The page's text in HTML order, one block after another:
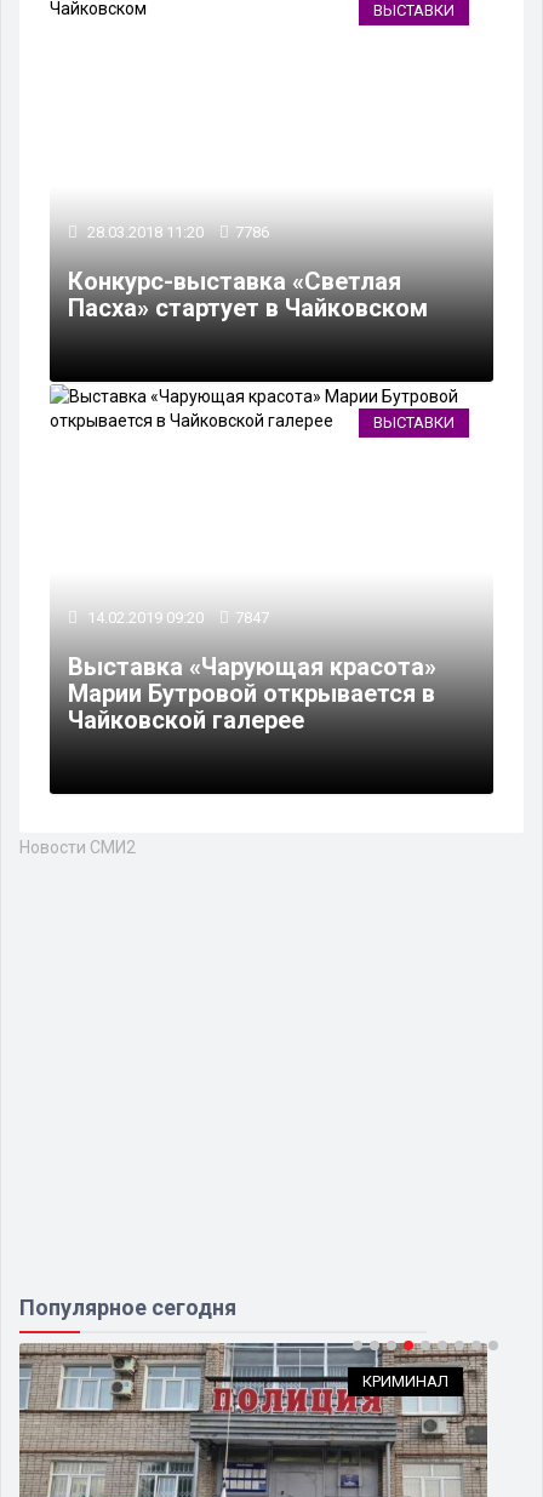
ВЫСТАВКИ
28.03.2018 11:20 7786
Конкурс-выставка «Светлая
Пасха» стартует в Чайковском
ВЫСТАВКИ
14.02.2019 09:20 7847
Выставка «Чарующая красота»
Марии Бутровой открывается в
Чайковской галерее
Новости СМИ2
Популярное сегодня
КРИМИНАЛ